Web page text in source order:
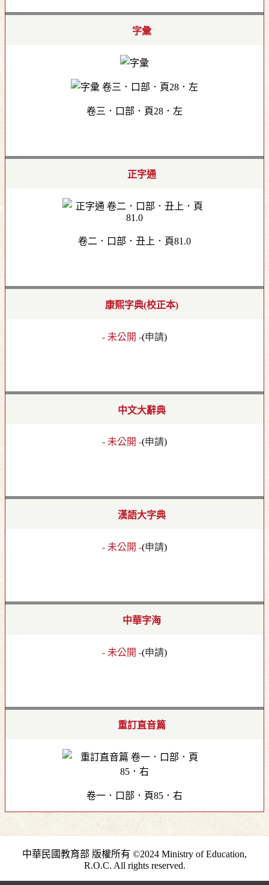
字彙
卷三．口部．頁28．左
正字通
卷二．口部．丑上．頁81.0
康熙字典(校正本)
- 未公開 -(申請)
中文大辭典
- 未公開 -(申請)
漢語大字典
- 未公開 -(申請)
中華字海
- 未公開 -(申請)
重訂直音篇
卷一．口部．頁85．右
中華民國教育部 版權所有 ©2024 Ministry of Education,
R.O.C. All rights reserved.